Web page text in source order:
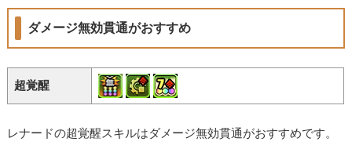
ダメージ無効貫通がおすすめ
超覚醒
レナードの超覚醒スキルはダメージ無効貫通がおすすめです。